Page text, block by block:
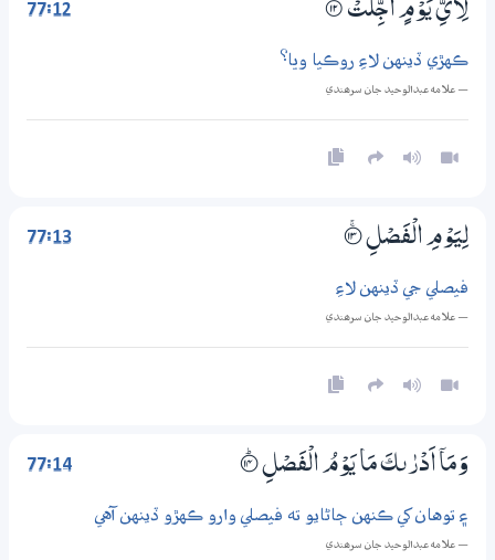
77:12 لِاَيِّ يَوْمٍ اُجِّلَتْ ۝ۭ12
ڪهڙي ڏينهن لاءِ روڪيا ويا؟
— علامه عبدالوحيد جان سرھندي
77:13 لِيَوْمِ الْفَصْلِ ؀ۚ13
فيصلي جي ڏينهن لاءِ
— علامه عبدالوحيد جان سرھندي
77:14 وَمَآ اَدْرٰىكَ مَا يَوْمُ الْفَصْلِ ؀ۭ14
۽ توهان کي ڪنهن ڄاڻايو ته فيصلي وارو ڪهڙو ڏينهن آهي
— علامه عبدالوحيد جان سرھندي